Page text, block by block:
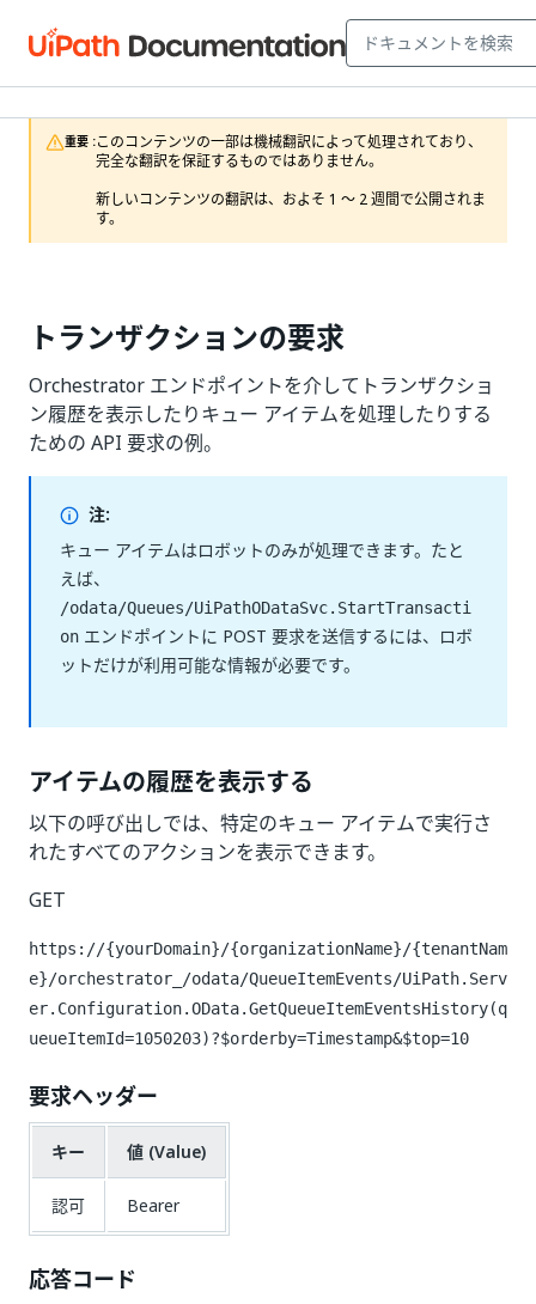
重要 :このコンテンツの一部は機械翻訳によって処理されており、
完全な翻訳を保証するものではありません。
新しいコンテンツの翻訳は、およそ 1 ～ 2 週間で公開されま
す。
トランザクションの要求
Orchestrator エンドポイントを介してトランザクショ
ン履歴を表示したりキュー アイテムを処理したりする
ための API 要求の例。
注:
キュー アイテムはロボットのみが処理できます。たと
えば、
/odata/Queues/UiPathODataSvc.StartTransacti
on エンドポイントに POST 要求を送信するには、ロボ
ットだけが利用可能な情報が必要です。
アイテムの履歴を表示する
以下の呼び出しでは、特定のキュー アイテムで実行さ
れたすべてのアクションを表示できます。
GET
https://{yourDomain}/{organizationName}/{tenantNam
e}/orchestrator_/odata/QueueItemEvents/UiPath.Serv
er.Configuration.OData.GetQueueItemEventsHistory(q
ueueItemId=1050203)?$orderby=Timestamp&$top=10
要求ヘッダー
キー 値 (Value)
認可 Bearer
応答コード